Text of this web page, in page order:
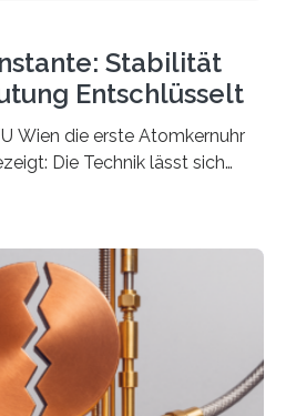
Stabilität
Entschlüsselt
Wien die erste Atomkernuhr
Die Technik lässt sich
Thorium-
Das hatte man jahrzehntelang
den passenden
worden, 2024 gelang
mit Unterstützung
entscheidende Durchbruch:
Kernübergang wurde